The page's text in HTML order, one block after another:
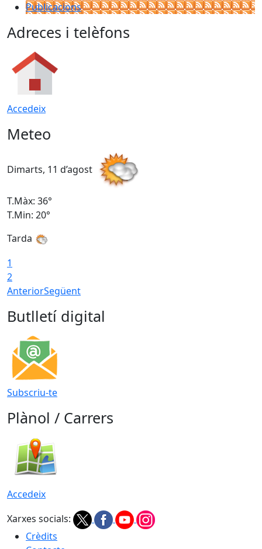
Publicacions
Adreces i telèfons
Accedeix
Meteo
Dimarts, 11 d’agost
T.Màx: 36°
T.Min: 20°
Tarda
1
2
AnteriorSegüent
Butlletí digital
Subscriu-te
Plànol / Carrers
Accedeix
Xarxes socials:
Crèdits